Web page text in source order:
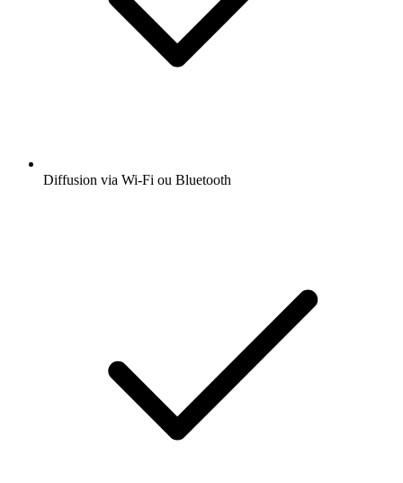
Diffusion via Wi-Fi ou Bluetooth